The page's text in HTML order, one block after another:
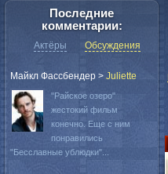
Последние
комментарии:
Актёры Обсуждения
Майкл Фассбендер > Juliette
"Райское озеро"
жестокий фильм
конечно. Еще с ним
понравились
"Бесславные ублюдки"...